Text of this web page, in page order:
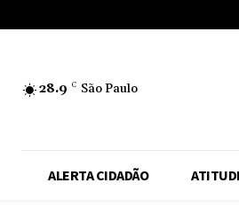
28.9 C São Paulo
ALERTA CIDADÃO